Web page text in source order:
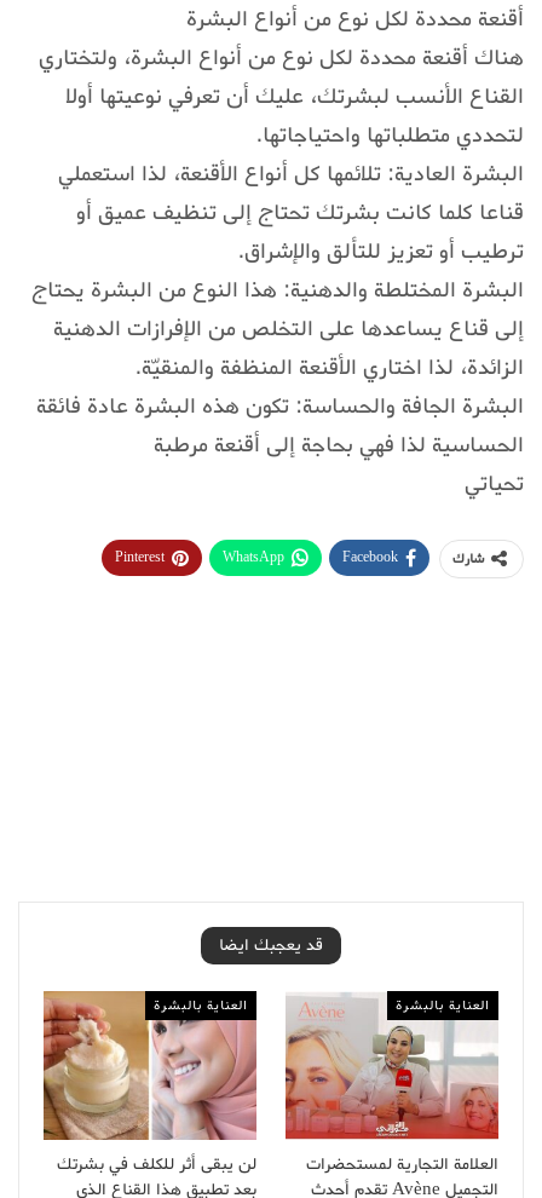
أقنعة محددة لكل نوع من أنواع البشرة
هناك أقنعة محددة لكل نوع من أنواع البشرة، ولتختاري
القناع الأنسب لبشرتك، عليك أن تعرفي نوعيتها أولا
لتحددي متطلباتها واحتياجاتها.
البشرة العادية: تلائمها كل أنواع الأقنعة، لذا استعملي
قناعا كلما كانت بشرتك تحتاج إلى تنظيف عميق أو
ترطيب أو تعزيز للتألق والإشراق.
البشرة المختلطة والدهنية: هذا النوع من البشرة يحتاج
إلى قناع يساعدها على التخلص من الإفرازات الدهنية
الزائدة، لذا اختاري الأقنعة المنظفة والمنقيّة.
البشرة الجافة والحساسة: تكون هذه البشرة عادة فائقة
الحساسية لذا فهي بحاجة إلى أقنعة مرطبة
تحياتي
شارك Facebook
WhatsApp
Pinterest
قد يعجبك ايضا
العناية بالبشرة
العلامة التجارية لمستحضرات
التجميل Avène تقدم أحدث
العناية بالبشرة
لن يبقى أثر للكلف في بشرتك
بعد تطبيق هذا القناع الذي